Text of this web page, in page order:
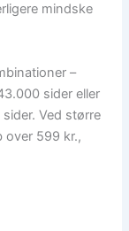
mindske
–
sider eller
Ved større
over 599 kr.,